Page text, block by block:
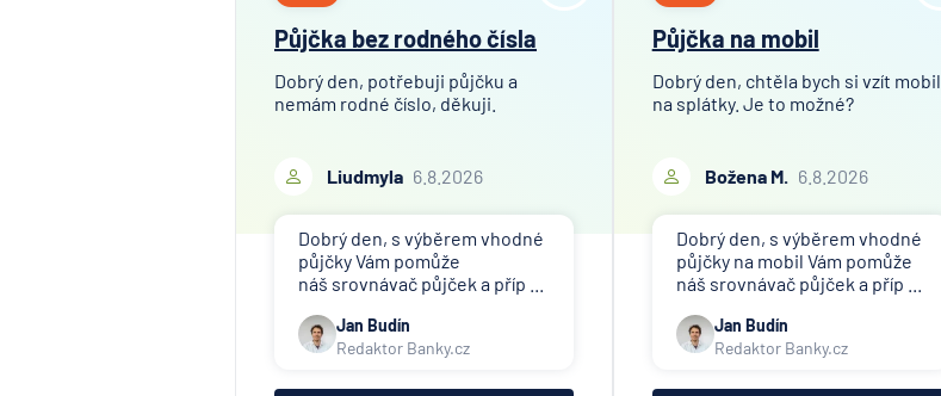
Půjčka bez rodného čísla
Dobrý den, potřebuji půjčku a
nemám rodné číslo, děkuji.
Liudmyla 6.8.2026
Dobrý den, s výběrem vhodné
půjčky Vám pomůže
náš srovnávač půjček a příp ...
Jan Budín
Redaktor Banky.cz
Půjčka na mobil
Dobrý den, chtěla bych si vzít mobil
na splátky. Je to možné?
Božena M. 6.8.2026
Dobrý den, s výběrem vhodné
půjčky na mobil Vám pomůže
náš srovnávač půjček a příp ...
Jan Budín
Redaktor Banky.cz